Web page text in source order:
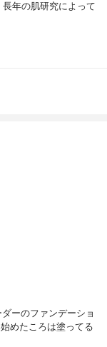
年の肌研究によって
ーのファンデーショ
めたころは塗ってる